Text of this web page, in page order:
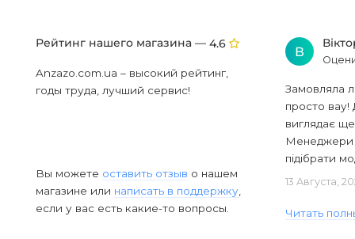
Рейтинг нашего магазина — 4.6
Anzazo.com.ua – высокий рейтинг,
годы труда, лучший сервис!
Вы можете оставить отзыв о нашем
магазине или написать в поддержку,
если у вас есть какие-то вопросы.
В
Замовляла
просто вау!
виглядає
Менеджери
підібрати
13 Августа,
Читать